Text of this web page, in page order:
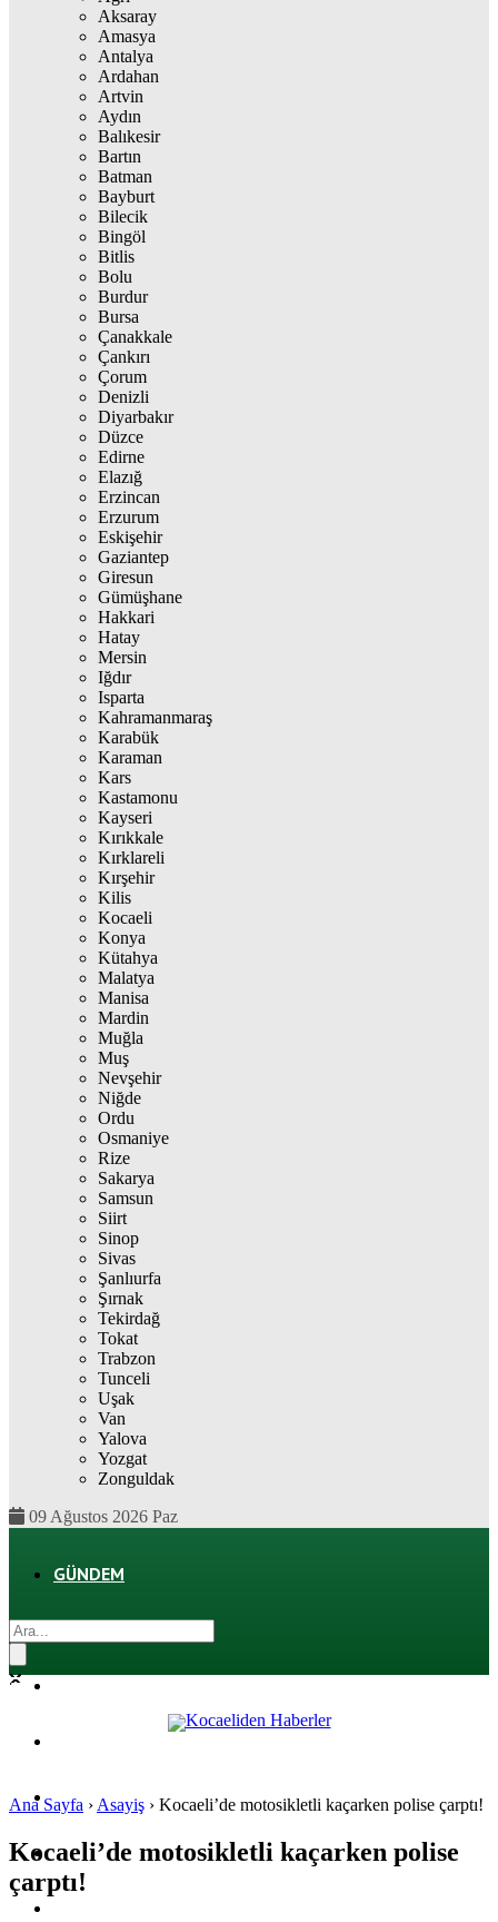
Aksaray
Amasya
Antalya
Ardahan
Artvin
Aydın
Balıkesir
Bartın
Batman
Bayburt
Bilecik
Bingöl
Bitlis
Bolu
Burdur
Bursa
Çanakkale
Çankırı
Çorum
Denizli
Diyarbakır
Düzce
Edirne
Elazığ
Erzincan
Erzurum
Eskişehir
Gaziantep
Giresun
Gümüşhane
Hakkari
Hatay
Mersin
Iğdır
Isparta
Kahramanmaraş
Karabük
Karaman
Kars
Kastamonu
Kayseri
Kırıkkale
Kırklareli
Kırşehir
Kilis
Kocaeli
Konya
Kütahya
Malatya
Manisa
Mardin
Muğla
Muş
Nevşehir
Niğde
Ordu
Osmaniye
Rize
Sakarya
Samsun
Siirt
Sinop
Sivas
Şanlıurfa
Şırnak
Tekirdağ
Tokat
Trabzon
Tunceli
Uşak
Van
Yalova
Yozgat
Zonguldak
09 Ağustos 2026 Paz
GÜNDEM
SPOR
MAGAZIN
Ana Sayfa › Asayiş › Kocaeli’de motosikletli kaçarken polise çarptı!
Kocaeli’de motosikletli kaçarken polise
çarptı!